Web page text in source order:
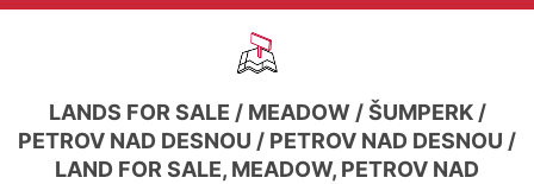
LANDS FOR SALE / MEADOW /ŠUMPERK/
PETROV NAD DESNOU / PETROV NAD DESNOU /
LAND FOR SALE, MEADOW, PETROV NAD